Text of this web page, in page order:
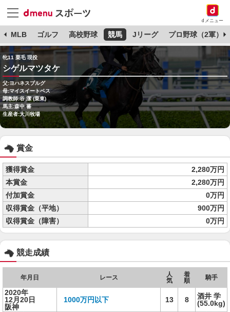
dメニュー
MLB ゴルフ 高校野球 競馬 Jリーグ プロ野球（2軍）
牝11 栗毛 現役
シゲルマツタケ
父:ヨハネスブルグ
母:マイスイートベス
調教師:谷 潔 (栗東)
馬主:森中 蕃
生産者:大川牧場
賞金
獲得賞金
2,280万円
本賞金
2,280万円
付加賞金
0万円
収得賞金（平地）
900万円
収得賞金（障害）
0万円
競走成績
年月日 レース
人
気
着
順
騎手
2020年
12月20日
阪神
1000万円以下 13 8
酒井 学
(55.0kg)